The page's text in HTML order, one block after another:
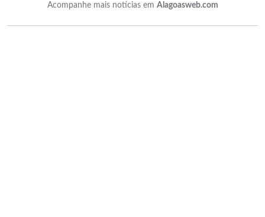
Acompanhe mais notícias em Alagoasweb.com